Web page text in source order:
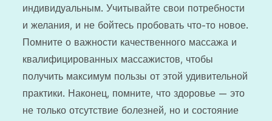
индивидуальным. Учитывайте свои потребности
и желания, и не бойтесь пробовать что-то новое.
Помните о важности качественного массажа и
квалифицированных массажистов, чтобы
получить максимум пользы от этой удивительной
практики. Наконец, помните, что здоровье — это
не только отсутствие болезней, но и состояние